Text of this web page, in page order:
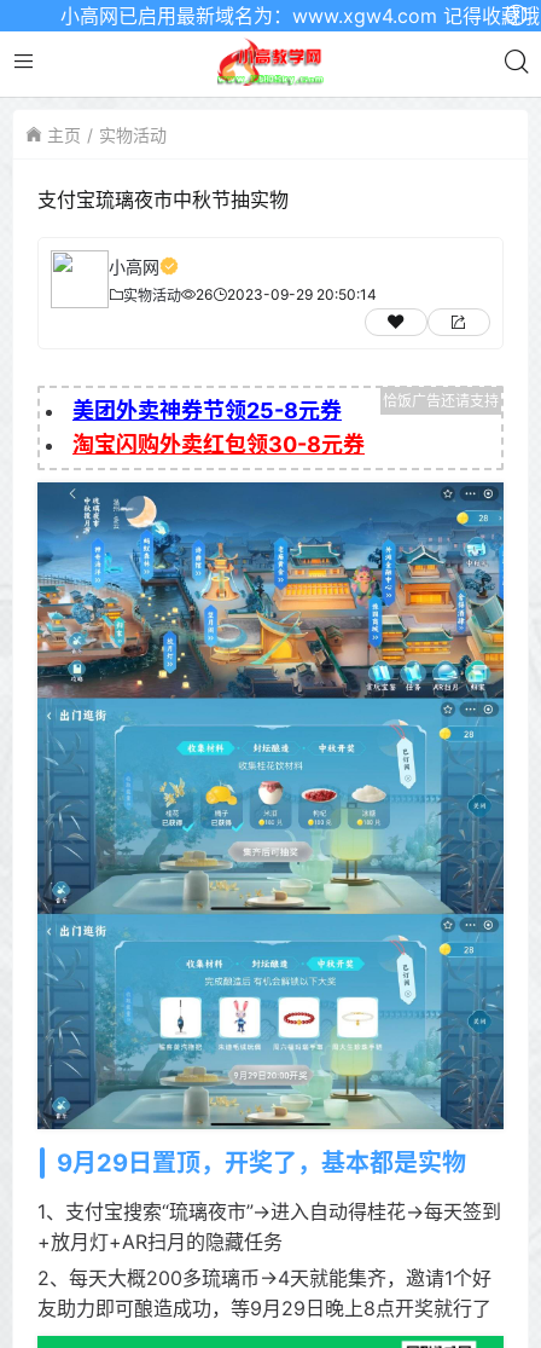
小高网已启用最新域名为：www.xgw4.com 记得收藏哦
主页 实物活动
支付宝琉璃夜市中秋节抽实物
小高网
实物活动 26 2023-09-29 20:50:14
美团外卖神券节领25-8元券
淘宝闪购外卖红包领30-8元券
9月29日置顶，开奖了，基本都是实物
1、支付宝搜索“琉璃夜市”->进入自动得桂花->每天签到
+放月灯+AR扫月的隐藏任务
2、每天大概200多琉璃币->4天就能集齐，邀请1个好
友助力即可酿造成功，等9月29日晚上8点开奖就行了